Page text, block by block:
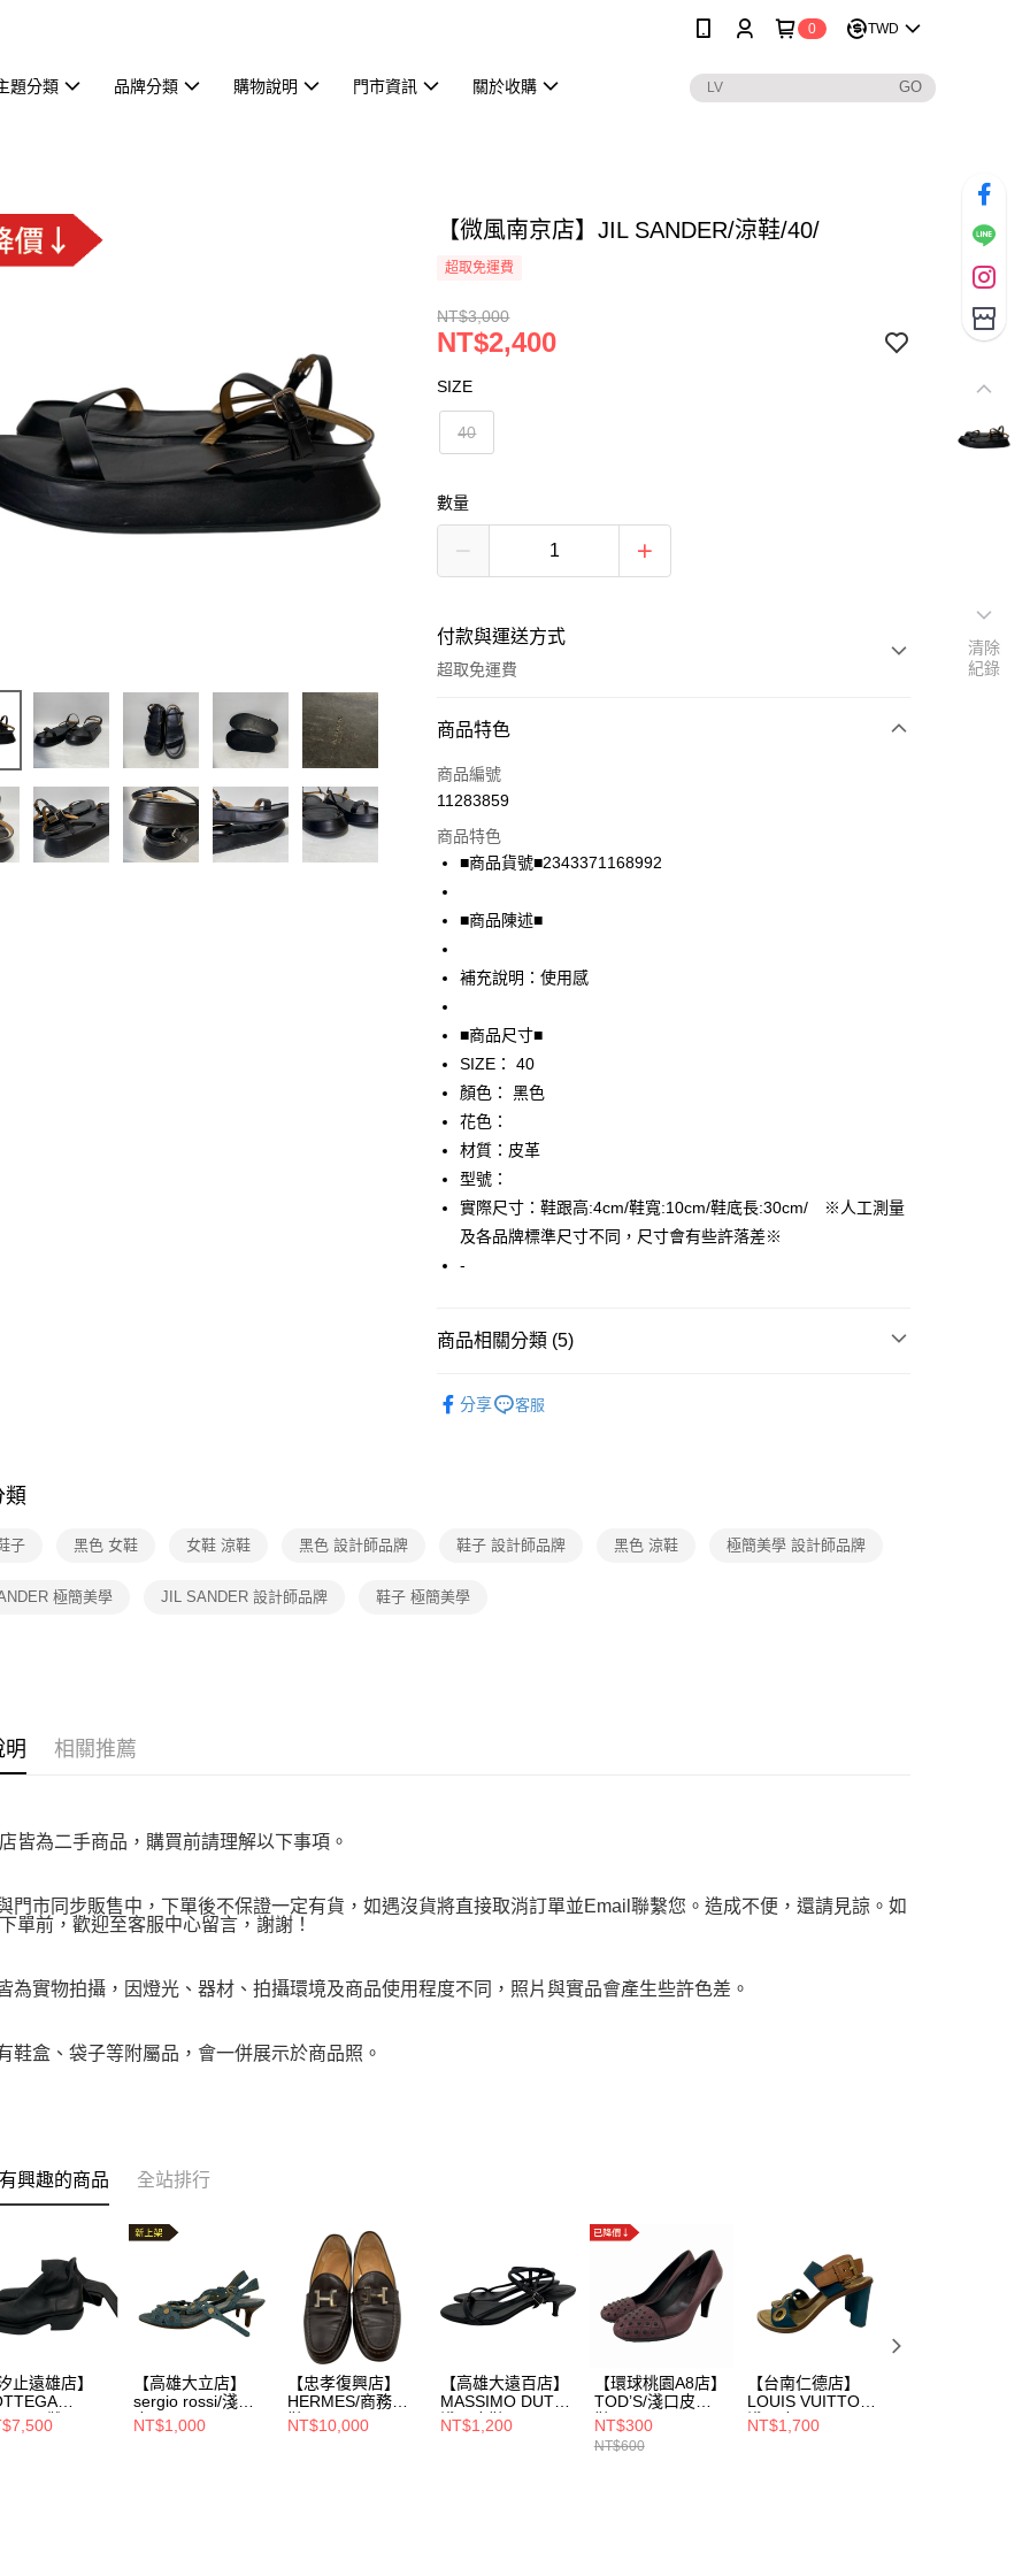
0 TWD
題分類 品牌分類 購物說明 門市資訊 關於收購
【微風南京店】JIL SANDER/涼鞋/40/
超取免運費
NT$3,000
NT$2,400
SIZE
40
數量
付款與運送方式
超取免運費
付款方式
信用卡一次付款
LINE Pay
Apple Pay
悠遊付
全盈+PAY
AFTEE先享後付
相關說明
【關於「AFTEE先享後付」】
AFTEE先享後付是「在收到商品之後才付款」的支付方式。 讓您購物簡單
便利好安心！
１．簡單：不需註冊會員、不需綁卡、不需儲值。
２．便利：只要手機號碼，簡訊認證，即可結帳。
【「AFTEE先享後付」結帳流程】
３．收到繳費通知簡訊後14天內，點擊此簡訊中的連結，可透過四大超商
絡購買商品的店家。未經商家同意取消之訂單仍視為有效，需透過AFTEE
１．透過由恩沛科技股份有限公司提供之「AFTEE先享後付」服務完成之
求債權轉讓予恩沛科技股份有限公司。
運送方式
全家取貨付款
免運費
免運費
商品特色
商品編號
11283859
商品特色
■商品貨號■2343371168992
■商品陳述■
補充說明：使用感
■商品尺寸■
SIZE： 40
顏色： 黑色
花色：
材質：皮革
型號：
實際尺寸：鞋跟高:4cm/鞋寬:10cm/鞋底長:30cm/ ※人工測量
及各品牌標準尺寸不同，尺寸會有些許落差※
-
商品相關分類 (5)
內行挖寶｜設計師品牌
分享 客服
類
子 黑色 女鞋 女鞋 涼鞋 黑色 設計師品牌 鞋子 設計師品牌 黑色 涼鞋 極簡美學 設計師品牌
極簡美學 JIL SANDER 設計師品牌 鞋子 極簡美學
明 相關推薦
皆為二手商品，購買前請理解以下事項。
門市同步販售中，下單後不保證一定有貨，如遇沒貨將直接取消訂單並Email聯繫您。造成不便，還請見諒。如
單前，歡迎至客服中心留言，謝謝！
為實物拍攝，因燈光、器材、拍攝環境及商品使用程度不同，照片與實品會產生些許色差。
鞋盒、袋子等附屬品，會一併展示於商品照。
興趣的商品 全站排行
汐止遠雄店】
靴子/40/
【高雄大立店】
sergio rossi/淺口
皮
鞋/36//234568127
NT$1,000
【忠孝復興店】
HERMES/商務皮
鞋/371/2/G
NT$10,000
【高雄大遠百店】
MASSIMO DUTTI/
淺口皮鞋/38/
NT$1,200
【環球桃園A8店】
TOD’S/淺口皮
鞋/36/XXW0MT0A
790DY033OL
NT$300
NT$600
【台南仁德店】
LOUIS VUITTON/
淺口皮
鞋/351/2/MA 1103
NT$1,700
清除
紀錄